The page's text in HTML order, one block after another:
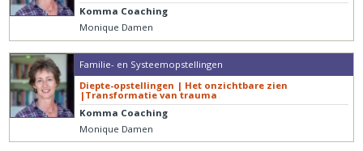
Komma Coaching
Monique Damen
Familie- en Systeemopstellingen
Diepte-opstellingen | Het onzichtbare zien
|Transformatie van trauma
Komma Coaching
Monique Damen